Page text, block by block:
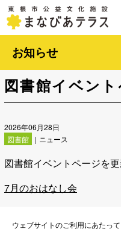
お知らせ
図書館イベン
2026年06月28日
図書館 ｜ニュース
図書館イベントページを更
7月のおはなし会
ウェブサイトのご利用にあたって